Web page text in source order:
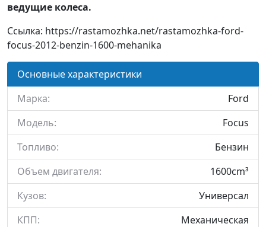
ведущие колеса.
Ссылка: https://rastamozhka.net/rastamozhka-ford-
focus-2012-benzin-1600-mehanika
Основные характеристики
Марка:
Ford
Модель:
Focus
Топливо:
Бензин
Объем двигателя:
1600cm³
Кузов:
Универсал
КПП:
Механическая